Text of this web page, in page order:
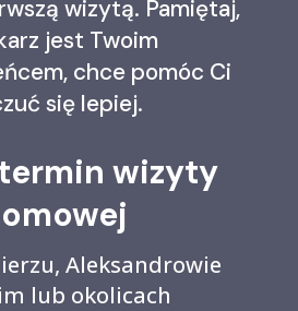
wizytą. Pamiętaj,
jest Twoim
chce pomóc Ci
się lepiej.
wizyty
Aleksandrowie
lub okolicach